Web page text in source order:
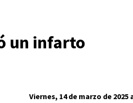
un infarto
Viernes, 14 de marzo de 2025